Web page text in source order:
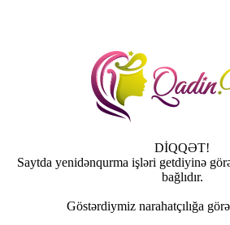
DİQQƏT!
Saytda yenidənqurma işləri getdiyinə
bağlıdır.
Göstərdiymiz narahatçılığa